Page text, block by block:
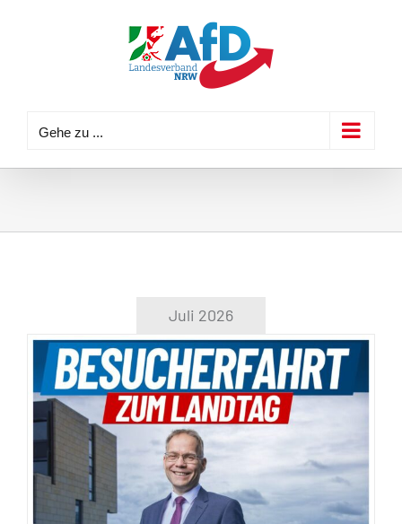
Gehe zu ...
Juli 2026